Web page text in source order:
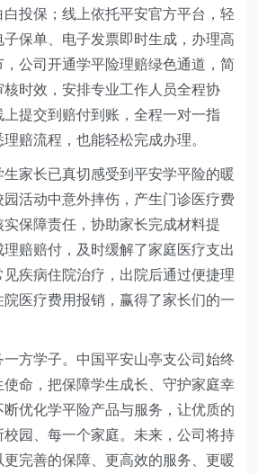
投保；线上依托平安官方平台，轻
保单、电子发票即时生成，办理高
公司开通学平险理赔绿色通道，简
时效，安排专业工作人员全程协
提交到赔付到账，全程一对一指
赔流程，也能轻松完成办理。
家长已真切感受到平安学平险的暖
活动中意外摔伤，产生门诊医疗费
保障责任，协助家长完成材料提
赔赔付，及时缓解了家庭医疗支出
疾病住院治疗，出院后通过便捷理
医疗费用报销，赢得了家长们的一
方学子。中国平安山亭支公司始终
命，把保障学生成长、守护家庭幸
优化学平险产品与服务，让优质的
园、每一个家庭。未来，公司将持
完善的保障、更高效的服务、更暖